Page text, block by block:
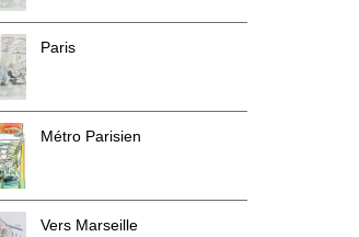
Paris
Métro Parisien
Vers Marseille